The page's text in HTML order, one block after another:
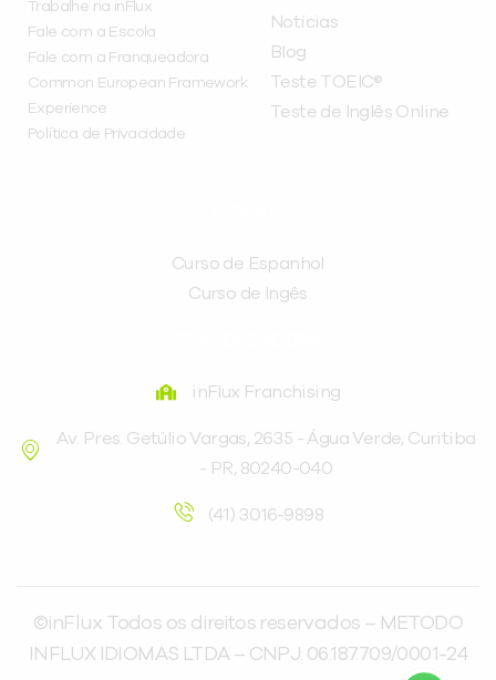
Trabalhe na inFlux
Fale com a Escola
Fale com a Franqueadora
Common European Framework
Experience
Política de Privacidade
Notícias
Blog
Teste TOEIC®
Teste de Inglês Online
Curso de Espanhol
Curso de Ingês
inFlux Franchising
Av. Pres. Getúlio Vargas, 2635 - Água Verde, Curitiba
- PR, 80240-040
(41) 3016-9898
©inFlux Todos os direitos reservados – METODO
INFLUX IDIOMAS LTDA – CNPJ: 06.187.709/0001-24